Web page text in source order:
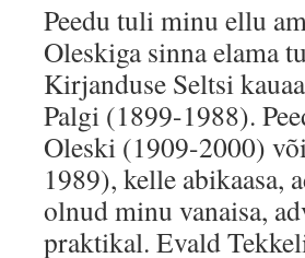
Peedu tuli minu ellu
Oleskiga sinna elama
Kirjanduse Seltsi
Palgi (1899-1988).
Oleski (1909-2000)
1989), kelle abikaasa,
olnud minu vanaisa,
praktikal. Evald